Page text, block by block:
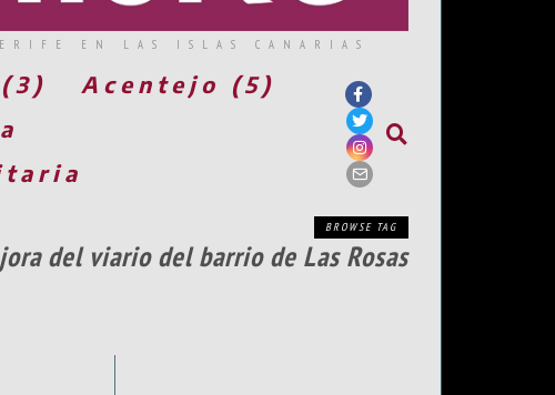
EN LAS ISLAS CANARIAS
Acentejo (5)
BROWSE TAG
del viario del barrio de Las Rosas